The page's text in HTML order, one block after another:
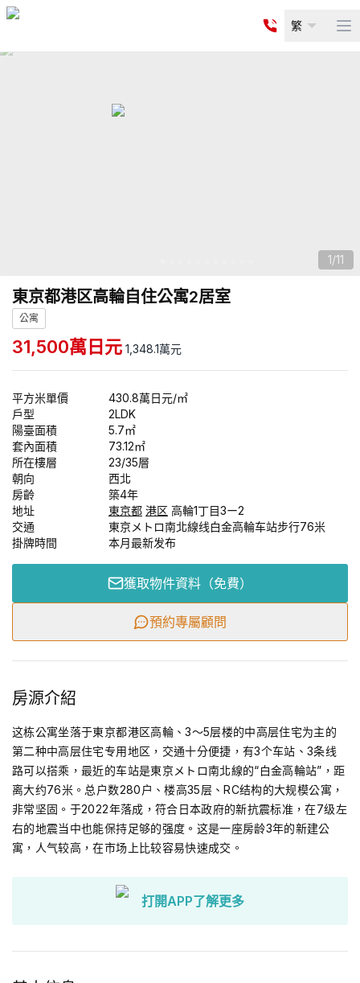
繁
1/11
東京都港区高輪自住公寓2居室
公寓
31,500萬日元 1,348.1萬元
平方米單價 430.8萬日元/㎡
戶型
2LDK
陽臺面積
5.7㎡
套內面積
73.12㎡
所在樓層
23/35層
朝向
西北
房齡
築4年
地址
東京都 港区 高輪1丁目3ー2
交通
東京メトロ南北線线白金高輪车站步行76米
掛牌時間
本月最新发布
獲取物件資料（免費）
預約專屬顧問
房源介紹
这栋公寓坐落于東京都港区高輪、3～5层楼的中高层住宅为主的
第二种中高层住宅专用地区，交通十分便捷，有3个车站、3条线
路可以搭乘，最近的车站是東京メトロ南北線的“白金高輪站”，距
离大约76米。总户数280户、楼高35层、RC结构的大规模公寓，
非常坚固。于2022年落成，符合日本政府的新抗震标准，在7级左
右的地震当中也能保持足够的强度。这是一座房龄3年的新建公
寓，人气较高，在市场上比较容易快速成交。
打開APP了解更多